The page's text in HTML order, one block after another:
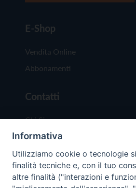
E-Shop
Vendita Online
Abbonamenti
Contatti
Chi Siamo
Redazione
Scrivici
Informativa
Utilizziamo cookie o tecnologie
finalità tecniche e, con il tuo
altre finalità ("interazioni e